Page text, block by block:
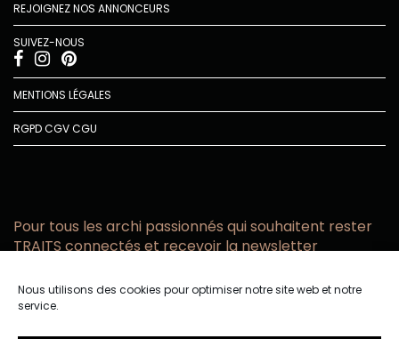
Nous utilisons des cookies pour optimiser notre site web et notre
service.
REJOIGNEZ NOS ANNONCEURS
SUIVEZ-NOUS
MENTIONS LÉGALES
RGPDCGVCGU
Pour tous les archi passionnés qui souhaitent rester
TRAITS connectés et recevoir la newsletter
email